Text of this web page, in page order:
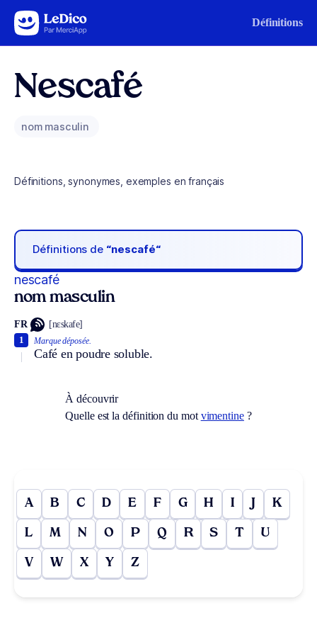
Aller au contenu Définitions
Nescafé
nom masculin
Définitions, synonymes, exemples en français
Définitions de “nescafé“
nescafé
nom masculin
FR [nɛskafe]
Marque déposée.
Café en poudre soluble.
1
À découvrir
Quelle est la définition du mot vimentine?
A B C D E F G H I J K
L M N O P Q R S T U
V W X Y Z